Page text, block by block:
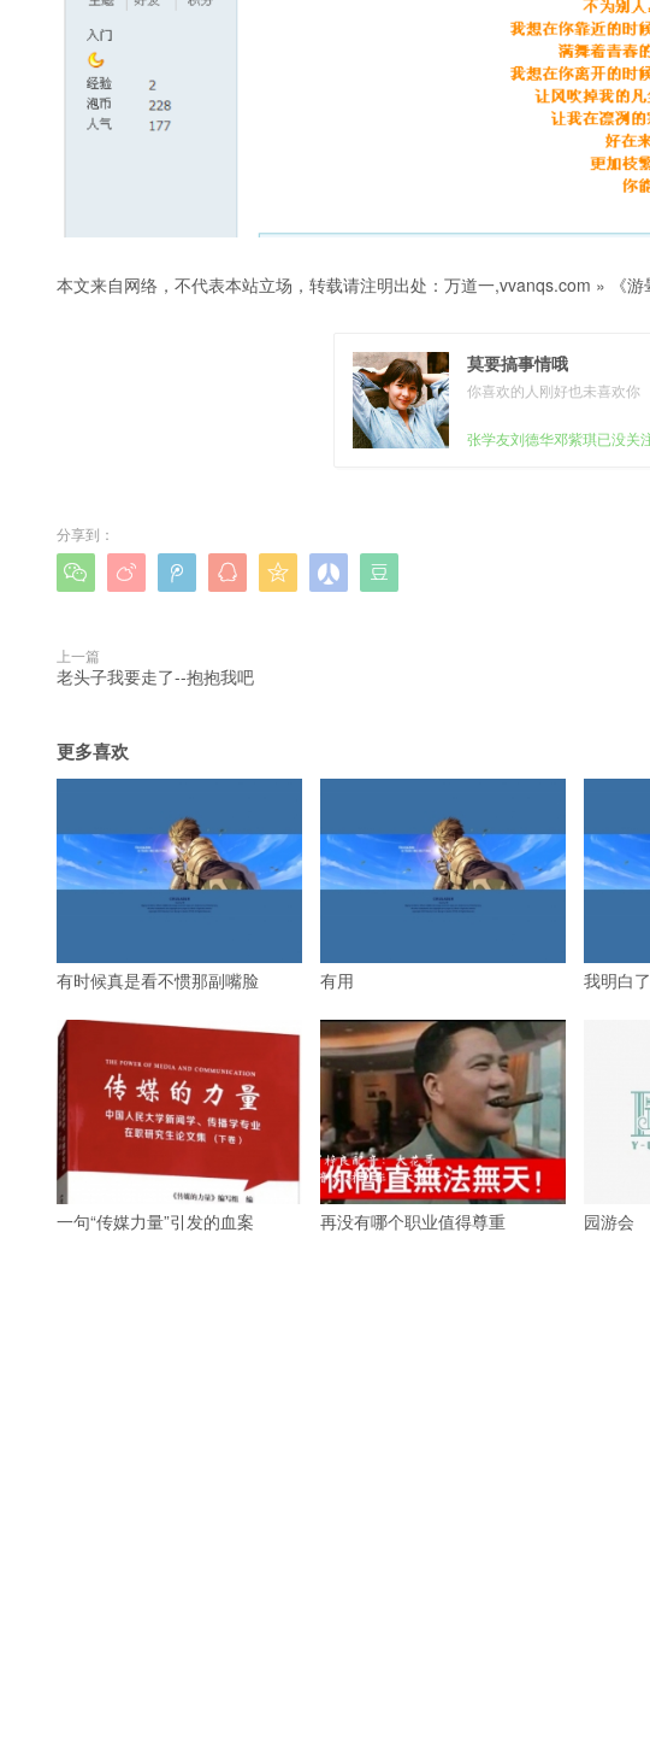
本文来自网络，不代表本站立场，转载请注明出处： 万道一,vvanqs.com » 《
莫要搞事情哦
你喜欢的人刚好也未喜欢你
张学友刘德华邓紫琪已没关
分享到：
      
上一篇
老头子我要走了--抱抱我吧
更多喜欢
有时候真是看不惯那副嘴脸 有用 我明白
一句“传媒力量”引发的血案 再没有哪个职业值得尊重 园游会